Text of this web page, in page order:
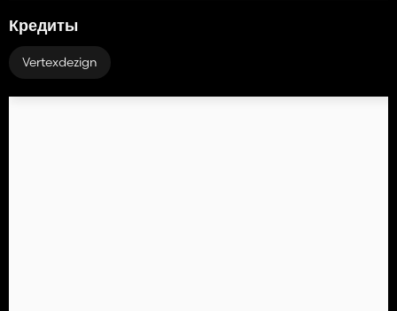
Кредиты
Vertexdezign